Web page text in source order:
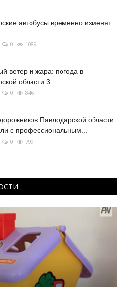
автобусы временно изменят
0 1089
ветер и жара: погода в
области 3...
0 846
Павлодарской области
с профессиональным...
0 799